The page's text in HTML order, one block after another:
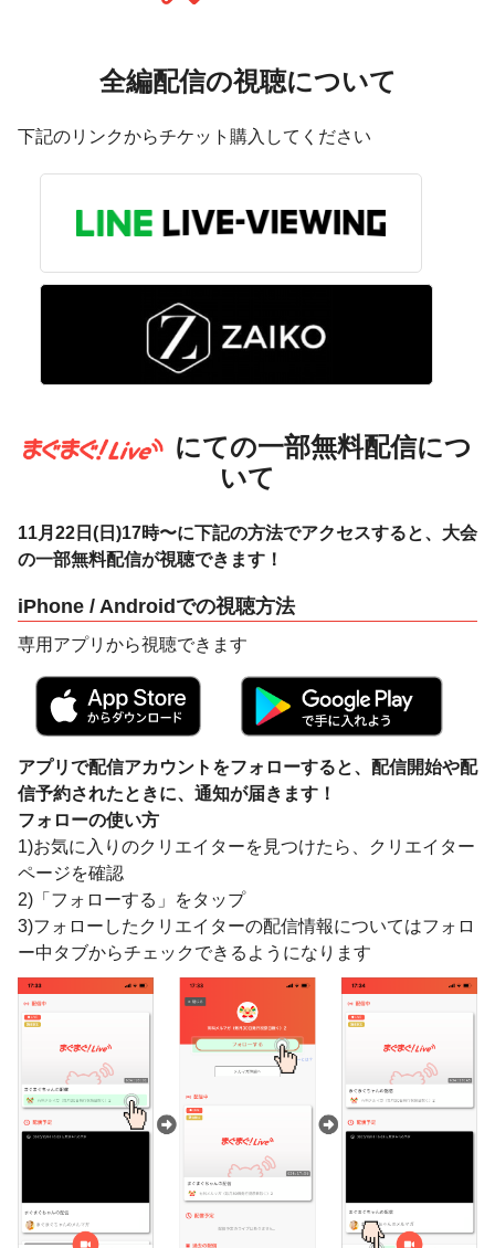
全編配信の視聴について
下記のリンクからチケット購入してください
にての一部無料配信につ
いて
11月22日(日)17時〜に下記の方法でアクセスすると、大会
の一部無料配信が視聴できます！
iPhone / Androidでの視聴方法
専用アプリから視聴できます
アプリで配信アカウントをフォローすると、配信開始や配
信予約されたときに、通知が届きます！
フォローの使い方
1)お気に入りのクリエイターを見つけたら、クリエイター
ページを確認
2)「フォローする」をタップ
3)フォローしたクリエイターの配信情報についてはフォロ
ー中タブからチェックできるようになります